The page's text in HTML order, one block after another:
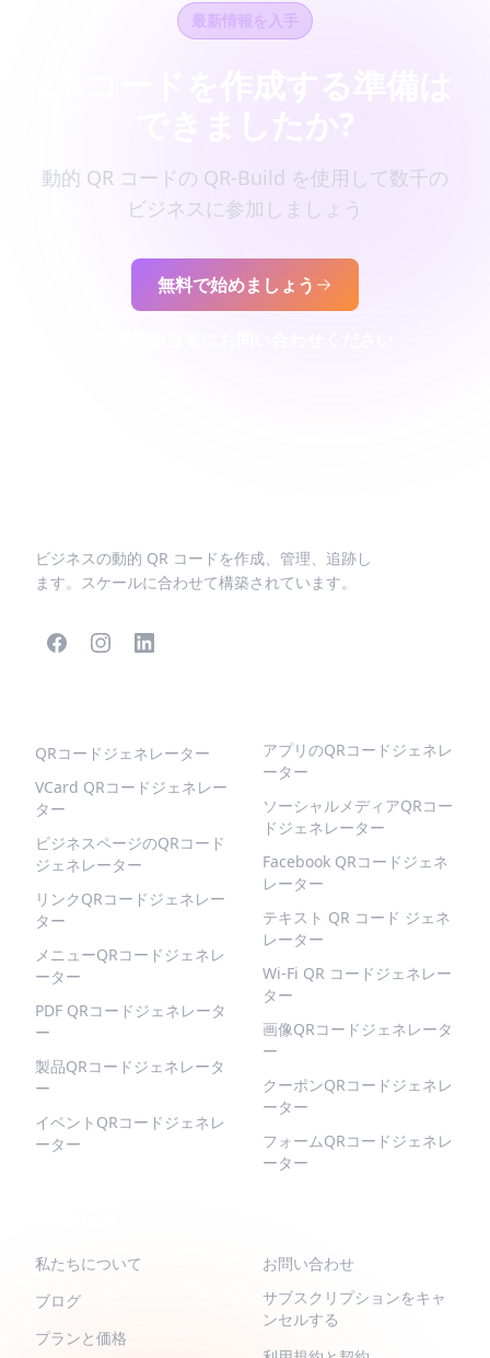
最新情報を入手
動的 QR コードの QR-Build を使用して数千の
ビジネスに参加しましょう
無料で始めましょう
ビジネスの動的 QR コードを作成、管理、追跡し
ます。スケールに合わせて構築されています。
QRコードジェネレーター
VCard QRコードジェネレー
ター
ビジネスページのQRコード
ジェネレーター
リンクQRコードジェネレー
ター
メニューQRコードジェネレ
ーター
PDF QRコードジェネレータ
ー
製品QRコードジェネレータ
ー
イベントQRコードジェネレ
ーター
アプリのQRコードジェネレ
ーター
ソーシャルメディアQRコー
ドジェネレーター
Facebook QRコードジェネ
レーター
テキスト QR コード ジェネ
レーター
Wi-Fi QR コードジェネレー
ター
画像QRコードジェネレータ
ー
クーポンQRコードジェネレ
ーター
フォームQRコードジェネレ
ーター
私たちについて
ブログ
プランと価格
お問い合わせ
サブスクリプションをキャ
ンセルする